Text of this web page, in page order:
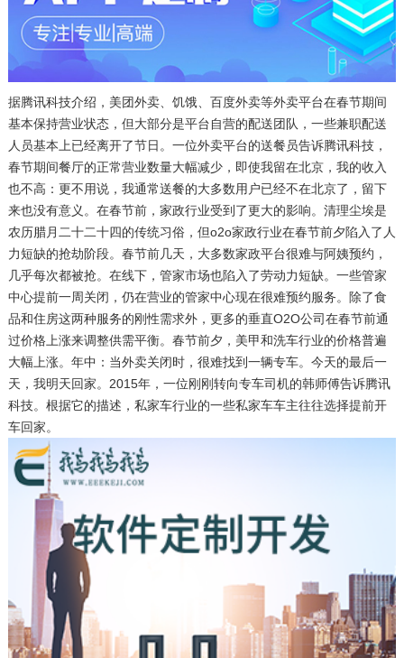
据腾讯科技介绍，美团外卖、饥饿、百度外卖等外卖平台在春节期间
基本保持营业状态，但大部分是平台自营的配送团队，一些兼职配送
人员基本上已经离开了节日。一位外卖平台的送餐员告诉腾讯科技，
春节期间餐厅的正常营业数量大幅减少，即使我留在北京，我的收入
也不高：更不用说，我通常送餐的大多数用户已经不在北京了，留下
来也没有意义。在春节前，家政行业受到了更大的影响。清理尘埃是
农历腊月二十二十四的传统习俗，但o2o家政行业在春节前夕陷入了人
力短缺的抢劫阶段。春节前几天，大多数家政平台很难与阿姨预约，
几乎每次都被抢。在线下，管家市场也陷入了劳动力短缺。一些管家
中心提前一周关闭，仍在营业的管家中心现在很难预约服务。除了食
品和住房这两种服务的刚性需求外，更多的垂直O2O公司在春节前通
过价格上涨来调整供需平衡。春节前夕，美甲和洗车行业的价格普遍
大幅上涨。年中：当外卖关闭时，很难找到一辆专车。今天的最后一
天，我明天回家。2015年，一位刚刚转向专车司机的韩师傅告诉腾讯
科技。根据它的描述，私家车行业的一些私家车车主往往选择提前开
车回家。